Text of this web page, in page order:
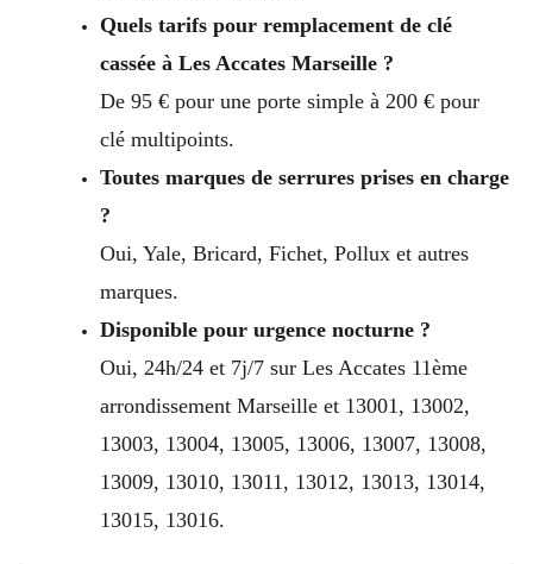
Quels tarifs pour remplacement de clé
cassée à Les Accates Marseille ?
De 95 € pour une porte simple à 200 € pour
clé multipoints.
Toutes marques de serrures prises en charge
?
Oui, Yale, Bricard, Fichet, Pollux et autres
marques.
Disponible pour urgence nocturne ?
Oui, 24h/24 et 7j/7 sur Les Accates 11ème
arrondissement Marseille et 13001, 13002,
13003, 13004, 13005, 13006, 13007, 13008,
13009, 13010, 13011, 13012, 13013, 13014,
13015, 13016.